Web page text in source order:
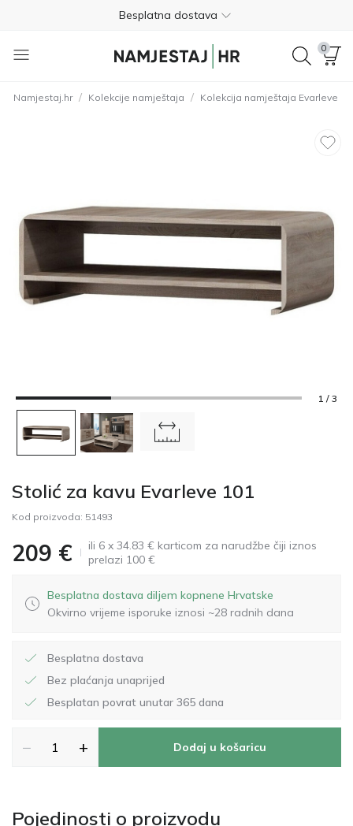
Besplatna dostava
Nije potrebno plaćanje unaprijed
01 8000 383
Besplatan povrat unutar 365 dana
4.8
0
Namjestaj.hr / Kolekcije namještaja / Kolekcija namještaja Evarleve
1 / 3
Stolić za kavu Evarleve 101
Kod proizvoda: 51493
209 €
ili 6 x 34.83 € karticom za narudžbe čiji iznos
prelazi 100 €
Besplatna dostava diljem kopnene Hrvatske
Okvirno vrijeme isporuke iznosi ~28 radnih dana
Besplatna dostava
Bez plaćanja unaprijed
Besplatan povrat unutar 365 dana
− + Dodaj u košaricu
Pojedinosti o proizvodu